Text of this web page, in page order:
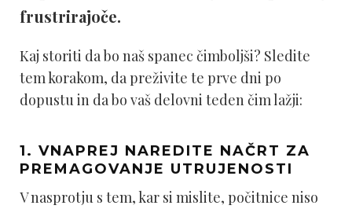
frustrirajoče.
Kaj storiti da bo naš spanec čimboljši? Sledite
tem korakom, da preživite te prve dni po
dopustu in da bo vaš delovni teden čim lažji:
1. VNAPREJ NAREDITE NAČRT ZA
PREMAGOVANJE UTRUJENOSTI
V nasprotju s tem, kar si mislite, počitnice niso